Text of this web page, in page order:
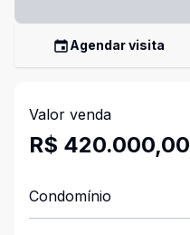
Agendar visita
Valor venda
R$ 420.000,00
Condomínio